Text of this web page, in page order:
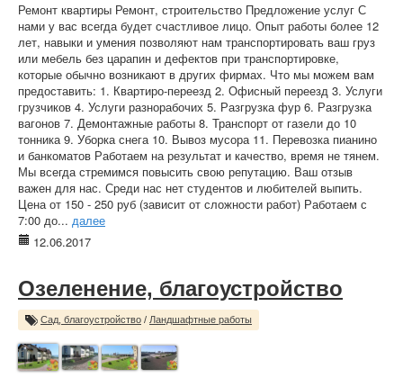
Ремонт квартиры Ремонт, строительство Предложение услуг С
нами у вас всегда будет счастливое лицо. Опыт работы более 12
лет, навыки и умения позволяют нам транспортировать ваш груз
или мебель без царапин и дефектов при транспортировке,
которые обычно возникают в других фирмах. Что мы можем вам
предоставить: 1. Квартиро-переезд 2. Офисный переезд 3. Услуги
грузчиков 4. Услуги разнорабочих 5. Разгрузка фур 6. Разгрузка
вагонов 7. Демонтажные работы 8. Транспорт от газели до 10
тонника 9. Уборка снега 10. Вывоз мусора 11. Перевозка пианино
и банкоматов Работаем на результат и качество, время не тянем.
Мы всегда стремимся повысить свою репутацию. Ваш отзыв
важен для нас. Среди нас нет студентов и любителей выпить.
Цена от 150 - 250 руб (зависит от сложности работ) Работаем с
7:00 до... далее
12.06.2017
Озеленение, благоустройство
Сад, благоустройство / Ландшафтные работы